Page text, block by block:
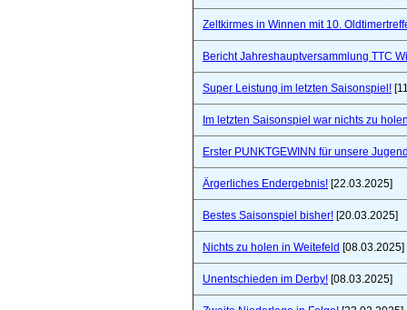
Zeltkirmes in Winnen mit 10.
Bericht Jahreshauptversammlung TTC
Super Leistung im letzten Saisonspiel!
Im letzten Saisonspiel war nichts zu
Erster PUNKTGEWINN für unsere
Ärgerliches Endergebnis! [22.03.2025]
Bestes Saisonspiel bisher! [20.03.2025]
Nichts zu holen in Weitefeld [08.03.2025]
Unentschieden im Derby! [08.03.2025]